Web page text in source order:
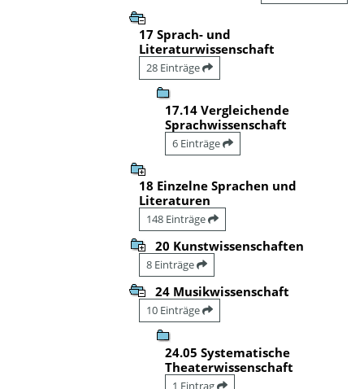
17 Sprach- und
Literaturwissenschaft
28 Einträge
17.14 Vergleichende
Sprachwissenschaft
6 Einträge
18 Einzelne Sprachen und
Literaturen
148 Einträge
20 Kunstwissenschaften
8 Einträge
24 Musikwissenschaft
10 Einträge
24.05 Systematische
Theaterwissenschaft
1 Eintrag